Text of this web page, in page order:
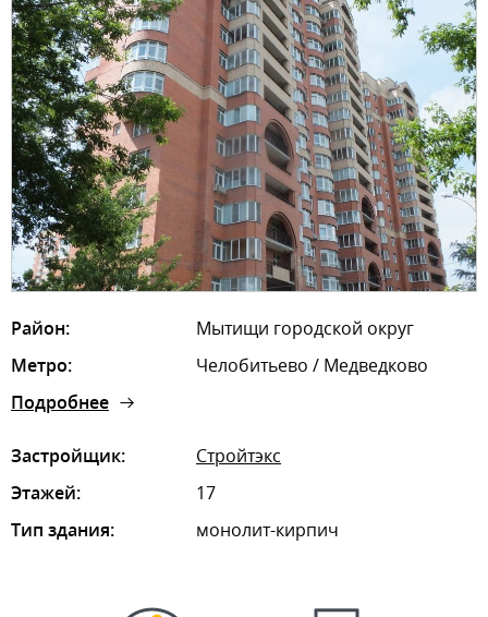
Район:
Мытищи городской округ
Метро:
Челобитьево / Медведково
Подробнее
Застройщик:
Стройтэкс
Этажей:
17
Тип здания:
монолит-кирпич